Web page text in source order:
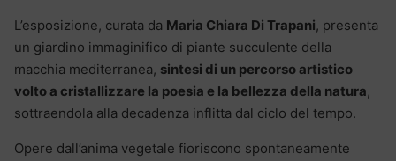
L’esposizione, curata da Maria Chiara Di Trapani, presenta
un giardino immaginifico di piante succulente della
macchia mediterranea, sintesi di un percorso artistico
volto a cristallizzare la poesia e la bellezza della natura,
sottraendola alla decadenza inflitta dal ciclo del tempo.
Opere dall’anima vegetale fioriscono spontaneamente